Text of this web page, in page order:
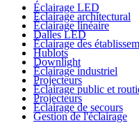
Éclairage LED
Éclairage architectural
Éclairage linéaire
Dalles LED
Éclairage des
Hublots
Downlight
Éclairage industriel
Projecteurs
Éclairage public et
Projecteurs
Éclairage de secours
Gestion de l'éclairage